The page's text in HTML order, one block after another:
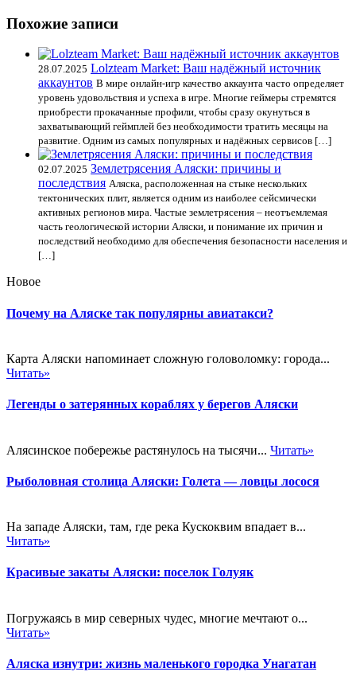
Похожие записи
28.07.2025 Lolzteam Market: Ваш надёжный источник
аккаунтов В мире онлайн-игр качество аккаунта часто определяет
уровень удовольствия и успеха в игре. Многие геймеры стремятся
приобрести прокачанные профили, чтобы сразу окунуться в
захватывающий геймплей без необходимости тратить месяцы на
развитие. Одним из самых популярных и надёжных сервисов […]
02.07.2025 Землетрясения Аляски: причины и
последствия Аляска, расположенная на стыке нескольких
тектонических плит, является одним из наиболее сейсмически
активных регионов мира. Частые землетрясения – неотъемлемая
часть геологической истории Аляски, и понимание их причин и
последствий необходимо для обеспечения безопасности населения и
[…]
Новое
Почему на Аляске так популярны авиатакси?
Карта Аляски напоминает сложную головоломку: города...
Читать»
Легенды о затерянных кораблях у берегов Аляски
Алясинское побережье растянулось на тысячи... Читать»
Рыболовная столица Аляски: Голета — ловцы лосося
На западе Аляски, там, где река Кускоквим впадает в...
Читать»
Красивые закаты Аляски: поселок Голуяк
Погружаясь в мир северных чудес, многие мечтают о...
Читать»
Аляска изнутри: жизнь маленького городка Унагатан